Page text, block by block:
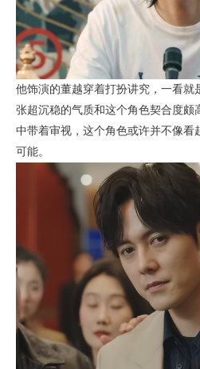
他饰演的董越穿着打扮讲究，一看就
张超沉稳的气质和这个角色契合度颇
中带着审视，这个角色或许并不像看
可能。